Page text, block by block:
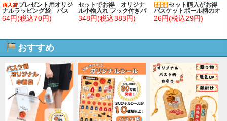
プレゼント用オリジ
ナルラッピング袋 バス
ケットボール柄
64円(税込70円)
セットでお得 オリジナ
ル小物入れ フック付きバ
スケットボール 単価３
２８円～
348円(税込383円)
セット購入がお得
バスケットボール柄のオ
リジナル厚紙コースター
１枚単価18円～
26円(税込29円)
おすすめ